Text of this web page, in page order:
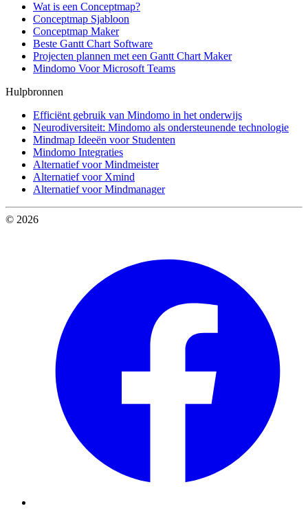
Wat is een Conceptmap?
Conceptmap Sjabloon
Conceptmap Maker
Beste Gantt Chart Software
Projecten plannen met een Gantt Chart Maker
Mindomo Voor Microsoft Teams
Hulpbronnen
Efficiënt gebruik van Mindomo in het onderwijs
Neurodiversiteit: Mindomo als ondersteunende technologie
Mindmap Ideeën voor Studenten
Mindomo Integraties
Alternatief voor Mindmeister
Alternatief voor Xmind
Alternatief voor Mindmanager
© 2026